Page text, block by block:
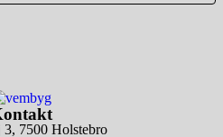
7500 Holstebro